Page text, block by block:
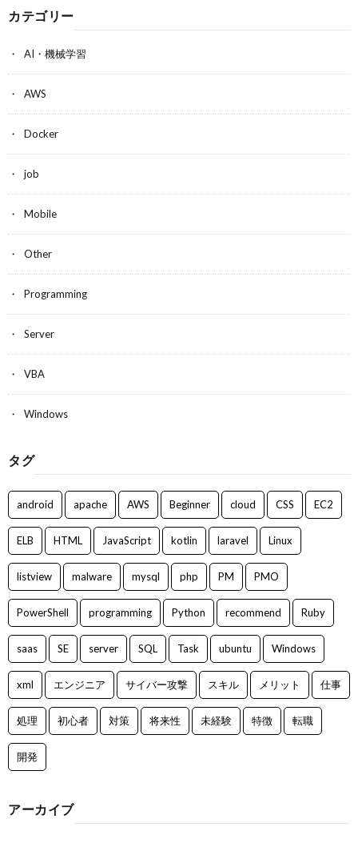
カテゴリー
AI・機械学習
AWS
Docker
job
Mobile
Other
Programming
Server
VBA
Windows
タグ
android apache AWS Beginner cloud CSS EC2
ELB HTML JavaScript kotlin laravel Linux
listview malware mysql php PM PMO
PowerShell programming Python recommend Ruby
saas SE server SQL Task ubuntu Windows
xml エンジニア サイバー攻撃 スキル メリット 仕事
処理 初心者 対策 将来性 未経験 特徴 転職
開発
アーカイブ